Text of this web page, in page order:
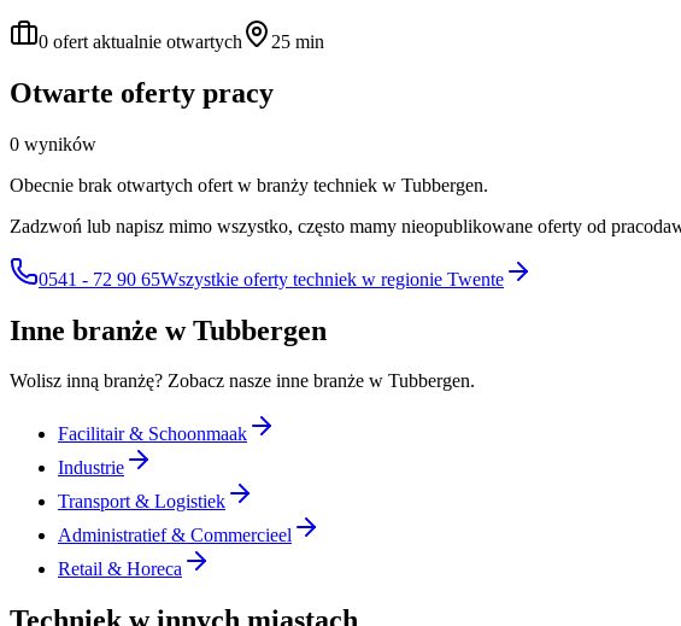
0 ofert aktualnie otwartych 25 min
Otwarte oferty pracy
0 wyników
Obecnie brak otwartych ofert w branży techniek w Tubbergen.
Zadzwoń lub napisz mimo wszystko, często mamy nieopublikowane oferty od
0541 - 72 90 65Wszystkie oferty techniek w regionie Twente
Inne branże w Tubbergen
Wolisz inną branżę? Zobacz nasze inne branże w Tubbergen.
Facilitair & Schoonmaak
Industrie
Transport & Logistiek
Administratief & Commercieel
Retail & Horeca